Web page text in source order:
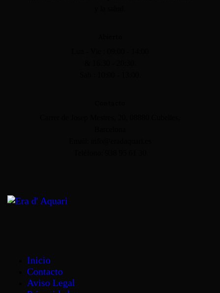
Inicio
Contacto
Aviso Legal